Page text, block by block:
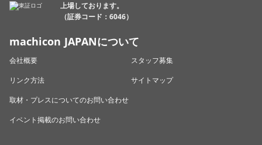
上場しております。
（証券コード：6046）
machicon JAPANについて
会社概要
スタッフ募集
リンク方法
サイトマップ
取材・プレスについてのお問い合わせ
イベント掲載のお問い合わせ